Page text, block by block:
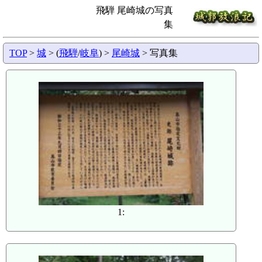
飛騨 尾崎城の写真
集
TOP> 城 > (飛騨/岐阜) > 尾崎城 > 写真集
1: